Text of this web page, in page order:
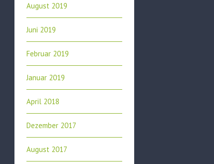
August 2019
Juni 2019
Februar 2019
Januar 2019
April 2018
Dezember 2017
August 2017